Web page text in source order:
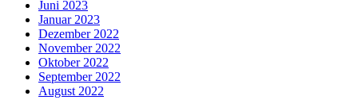
Juni 2023
Januar 2023
Dezember 2022
November 2022
Oktober 2022
September 2022
August 2022